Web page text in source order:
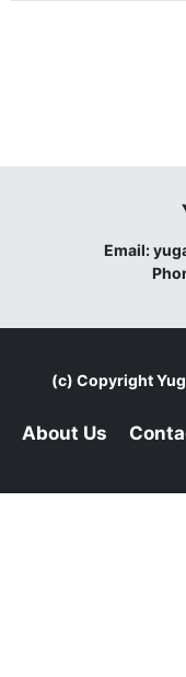
Email:
(c) Copyright
About Us